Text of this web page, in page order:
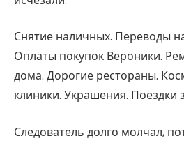
Снятие наличных. Переводы
Оплаты покупок Вероники.
дома. Дорогие рестораны.
клиники. Украшения. Поездки
Следователь долго молчал,